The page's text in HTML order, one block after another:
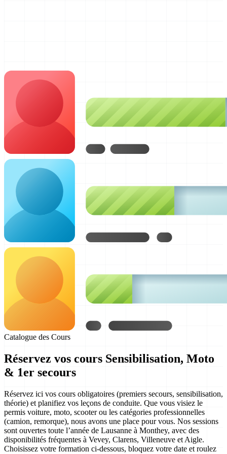
Catalogue des Cours
Réservez vos cours Sensibilisation, Moto
& 1er secours
Réservez ici vos cours obligatoires (premiers secours, sensibilisation,
théorie) et planifiez vos leçons de conduite. Que vous visiez le
permis voiture, moto, scooter ou les catégories professionnelles
(camion, remorque), nous avons une place pour vous. Nos sessions
sont ouvertes toute l’année de Lausanne à Monthey, avec des
disponibilités fréquentes à Vevey, Clarens, Villeneuve et Aigle.
Choisissez votre formation ci-dessous, bloquez votre date et roulez